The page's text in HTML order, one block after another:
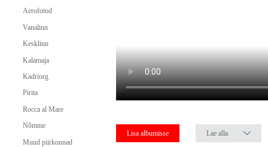
Aerofotod
Vanalinn
Kesklinn
Kalamaja
Kadriorg
Pirita
Rocca al Mare
Nõmme
Muud piirkonnad
Lisa albumisse Lae alla